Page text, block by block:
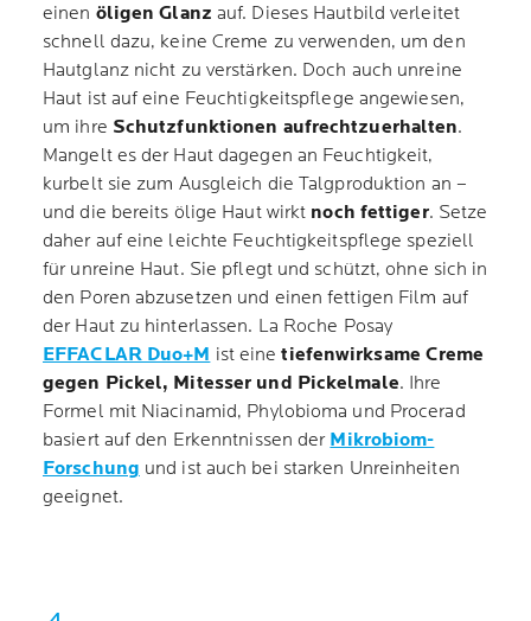
einen öligen Glanz auf. Dieses Hautbild verleitet
schnell dazu, keine Creme zu verwenden, um den
Hautglanz nicht zu verstärken. Doch auch unreine
Haut ist auf eine Feuchtigkeitspflege angewiesen,
um ihre Schutzfunktionen aufrechtzuerhalten.
Mangelt es der Haut dagegen an Feuchtigkeit,
kurbelt sie zum Ausgleich die Talgproduktion an –
und die bereits ölige Haut wirkt noch fettiger. Setze
daher auf eine leichte Feuchtigkeitspflege speziell
für unreine Haut. Sie pflegt und schützt, ohne sich in
den Poren abzusetzen und einen fettigen Film auf
der Haut zu hinterlassen. La Roche Posay
EFFACLAR Duo+M ist einetiefenwirksame Creme
gegen Pickel, Mitesser und Pickelmale. Ihre
Formel mit Niacinamid, Phylobioma und Procerad
basiert auf den Erkenntnissen der Mikrobiom-
Forschung und ist auch bei starken Unreinheiten
geeignet.